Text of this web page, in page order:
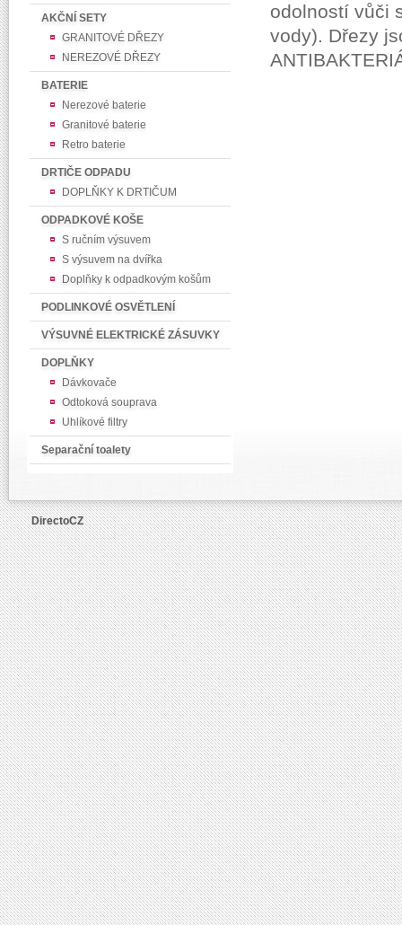
AKČNÍ SETY
GRANITOVÉ DŘEZY
NEREZOVÉ DŘEZY
BATERIE
Nerezové baterie
Granitové baterie
Retro baterie
DRTIČE ODPADU
DOPLŇKY K DRTIČUM
ODPADKOVÉ KOŠE
S ručním výsuvem
S výsuvem na dvířka
Doplňky k odpadkovým košům
PODLINKOVÉ OSVĚTLENÍ
VÝSUVNÉ ELEKTRICKÉ ZÁSUVKY
DOPLŇKY
Dávkovače
Odtoková souprava
Uhlíkové filtry
Separační toalety
odolností vůči
vody). Dřezy
DirectoCZ